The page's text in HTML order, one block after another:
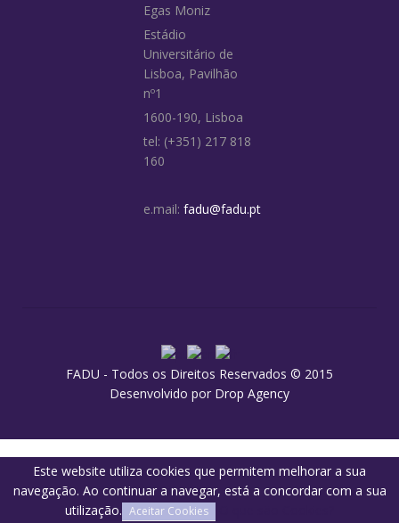
Egas Moniz
Estádio
Universitário de
Lisboa, Pavilhão
nº1
1600-190, Lisboa
tel: (+351) 217 818
160
e.mail: fadu@fadu.pt
FADU - Todos os Direitos Reservados © 2015
Desenvolvido por Drop Agency
Este website utiliza cookies que permitem melhorar a sua
navegação. Ao continuar a navegar, está a concordar com a sua
utilização. Aceitar Cookies